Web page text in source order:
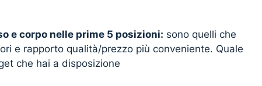
e corpo nelle prime 5 posizioni: sono quelli che
e rapporto qualità/prezzo più conveniente. Quale
che hai a disposizione